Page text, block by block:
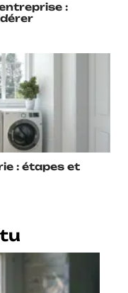
:
: étapes et